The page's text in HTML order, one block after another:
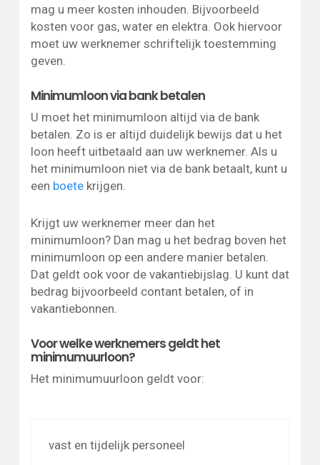
mag u meer kosten inhouden. Bijvoorbeeld
kosten voor gas, water en elektra. Ook hiervoor
moet uw werknemer schriftelijk toestemming
geven.
Minimumloon via bank betalen
U moet het minimumloon altijd via de bank
betalen. Zo is er altijd duidelijk bewijs dat u het
loon heeft uitbetaald aan uw werknemer. Als u
het minimumloon niet via de bank betaalt, kunt u
een boetekrijgen.
Krijgt uw werknemer meer dan het
minimumloon? Dan mag u het bedrag boven het
minimumloon op een andere manier betalen.
Dat geldt ook voor de vakantiebijslag. U kunt dat
bedrag bijvoorbeeld contant betalen, of in
vakantiebonnen.
Voor welke werknemers geldt het
minimumuurloon?
Het minimumuurloon geldt voor:
vast en tijdelijk personeel